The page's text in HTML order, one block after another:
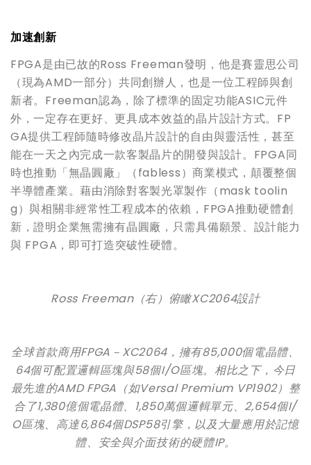
加速創新
FPGA是由已故的Ross Freeman發明，他是賽靈思公司
（現為AMD一部分）共同創辦人，也是一位工程師與創
新者。Freeman認為，除了標準的固定功能ASIC元件
外，一定存在更好、更具成本效益的晶片設計方式。FP
GA提供工程師隨時修改晶片設計的自由與靈活性，甚至
能在一天之內完成一款客製晶片的開發與設計。FPGA同
時也推動「無晶圓廠」（fabless）商業模式，顛覆整個
半導體產業。藉由消除對客製光罩製作（mask toolin
g）與相關非經常性工程成本的依賴，FPGA推動硬體創
新，證明企業無需擁有晶圓廠，只需具備願景、設計能力
與 FPGA，即可打造突破性硬體。
Ross Freeman（右）俯瞰XC2064設計
全球首款商用FPGA － XC2064 ，擁有85,000個電晶體、
64個可配置邏輯區塊與58個I/O區塊。相比之下，今日
最先進的AMD FPGA （如Versal Premium VP1902）整
合了1,380億個電晶體、 1,850萬個邏輯單元、 2,654個I/
O區塊、高達6,864個DSP58引擎，以及大量應用於記憶
體、安全與介面技術的硬體IP。